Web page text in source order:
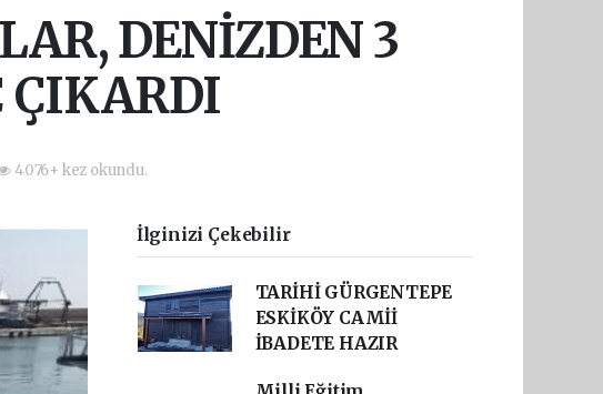
YILDIZLAR GEÇİDİ
DENİZDEN 3
ÇIKARDI
4076+ kez okundu.
İlginizi Çekebilir
TARİHİ GÜRGENTEPE
ESKİKÖY CAMİİ
İBADETE HAZIR